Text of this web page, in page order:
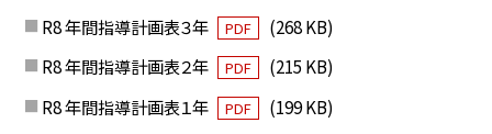
R8 年間指導計画表３年
PDF
(268 KB)
R8 年間指導計画表２年
PDF
(215 KB)
R8 年間指導計画表１年
PDF (199 KB)